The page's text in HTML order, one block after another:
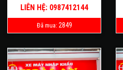
LIÊN HỆ: 0987412144
Đã mua: 2849